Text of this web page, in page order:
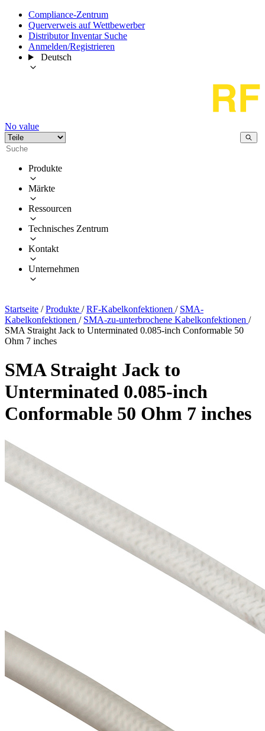
Compliance-Zentrum
Querverweis auf Wettbewerber
Distributor Inventar Suche
Anmelden/Registrieren
Deutsch
No value
Produkte
Märkte
Ressourcen
Technisches Zentrum
Kontakt
Unternehmen
Startseite / Produkte / RF-Kabelkonfektionen / SMA-
Kabelkonfektionen / SMA-zu-unterbrochene Kabelkonfektionen /
SMA Straight Jack to Unterminated 0.085-inch Conformable 50
Ohm 7 inches
SMA Straight Jack to
Unterminated 0.085-inch
Conformable 50 Ohm 7 inches